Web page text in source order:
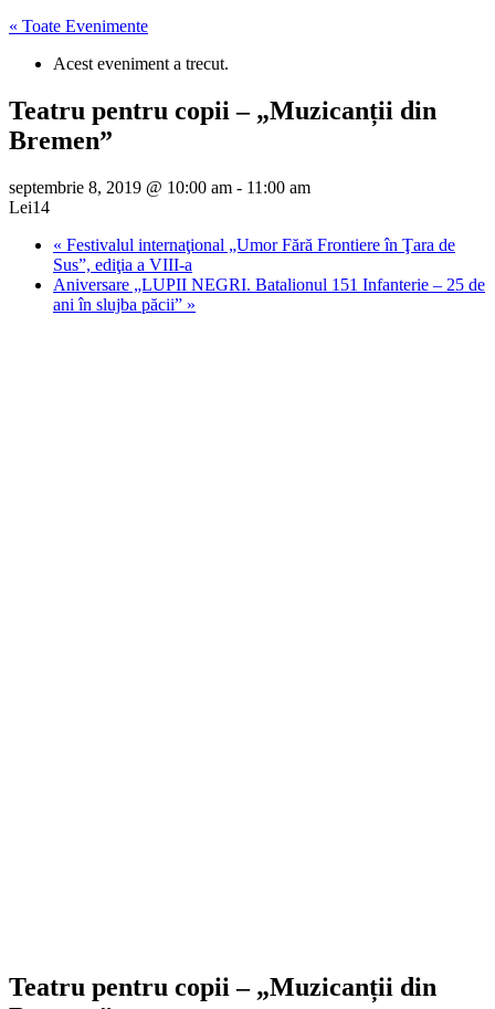
« Toate Evenimente
Acest eveniment a trecut.
Teatru pentru copii – „Muzicanții din
Bremen”
septembrie 8, 2019 @ 10:00 am - 11:00 am
Lei14
« Festivalul internaţional „Umor Fără Frontiere în Ţara de
Sus”, ediţia a VIII-a
Aniversare „LUPII NEGRI. Batalionul 151 Infanterie – 25 de
ani în slujba păcii” »
Teatru pentru copii – „Muzicanții din